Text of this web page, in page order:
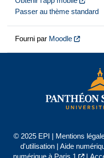
Passer au thème standard
Fourni par Moodle
© 2025 EPI | Mentions
d'utilisation| Aide